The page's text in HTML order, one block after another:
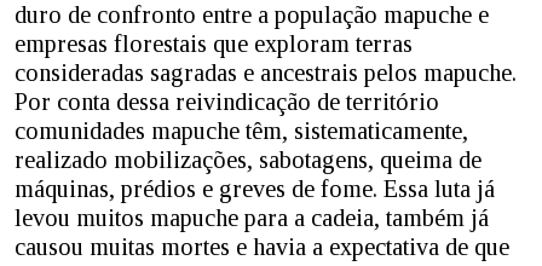
duro de confronto entre a população mapuche e
empresas florestais que exploram terras
consideradas sagradas e ancestrais pelos mapuche.
Por conta dessa reivindicação de território
comunidades mapuche têm, sistematicamente,
realizado mobilizações, sabotagens, queima de
máquinas, prédios e greves de fome. Essa luta já
levou muitos mapuche para a cadeia, também já
causou muitas mortes e havia a expectativa de que